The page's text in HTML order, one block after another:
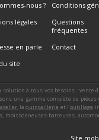
nous ?
Conditions
légales
Questions
fréquentes
en parle
Contact
site
à tous vos besoins : vente
une gamme complète de
atelier, laquincaillerie et l’outillage
moissonneuses-batteuses,
Site